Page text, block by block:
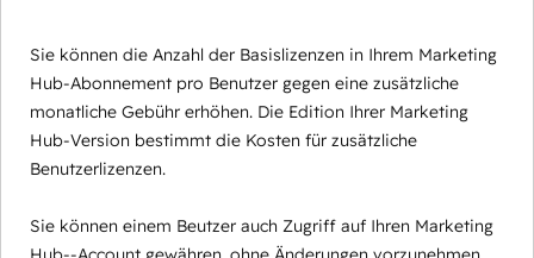
Sie können die Anzahl der Basislizenzen in Ihrem Marketing
Hub-Abonnement pro Benutzer gegen eine zusätzliche
monatliche Gebühr erhöhen. Die Edition Ihrer Marketing
Hub-Version bestimmt die Kosten für zusätzliche
Benutzerlizenzen.
Sie können einem Beutzer auch Zugriff auf Ihren Marketing